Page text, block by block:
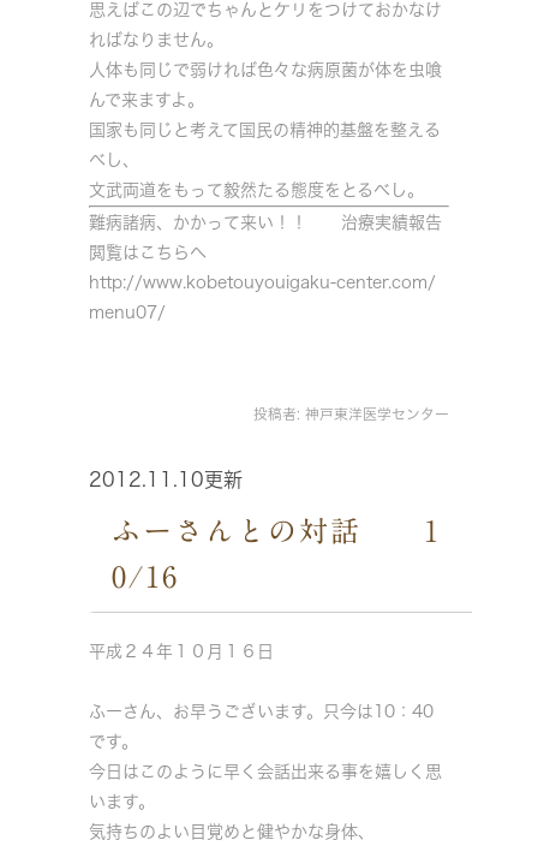
思えばこの辺でちゃんとケリをつけておかなけ
ればなりません。
人体も同じで弱ければ色々な病原菌が体を虫喰
んで来ますよ。
国家も同じと考えて国民の精神的基盤を整える
べし、
文武両道をもって毅然たる態度をとるべし。
難病諸病、かかって来い！！ 治療実績報告
閲覧はこちらへ
http://www.kobetouyouigaku-center.com/
menu07/
投稿者: 神戸東洋医学センター
2012.11.10更新
ふーさんとの対話 1
0/16
平成２４年１０月１６日
ふーさん、お早うございます。只今は10：40
です。
今日はこのように早く会話出来る事を嬉しく思
います。
気持ちのよい目覚めと健やかな身体、